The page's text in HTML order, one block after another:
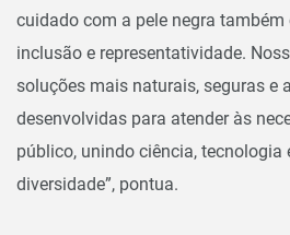
cuidado com a pele negra
inclusão e representatividade.
soluções mais naturais, seguras e
desenvolvidas para atender às
público, unindo ciência, tecnologia
diversidade”, pontua.